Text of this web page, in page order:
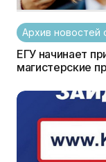
Архив новостей
ЕГУ начинает
магистерские